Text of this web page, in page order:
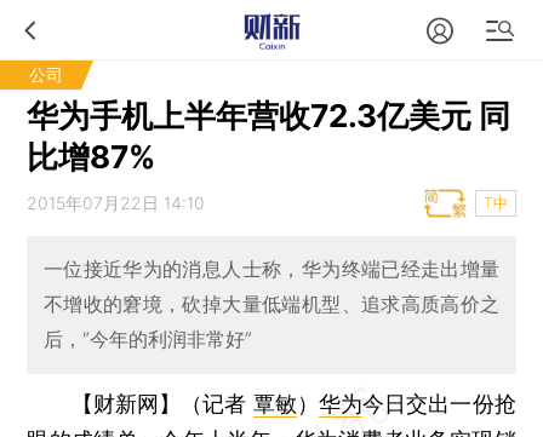
公司
华为手机上半年营收72.3亿美元 同
比增87%
2015年07月22日 14:10 T中
一位接近华为的消息人士称，华为终端已经走出增量
不增收的窘境，砍掉大量低端机型、追求高质高价之
后，“今年的利润非常好”
【财新网】（记者 覃敏） 华为今日交出一份抢